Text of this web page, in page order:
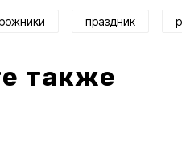
праздник
также